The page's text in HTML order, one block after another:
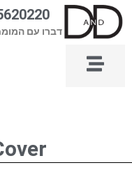
דילוג
לתוכן
דברו עם